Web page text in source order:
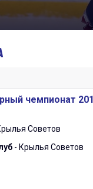
МХК Динамо-
МХК Спартак-
чемпионат
Советов
- Крылья Советов